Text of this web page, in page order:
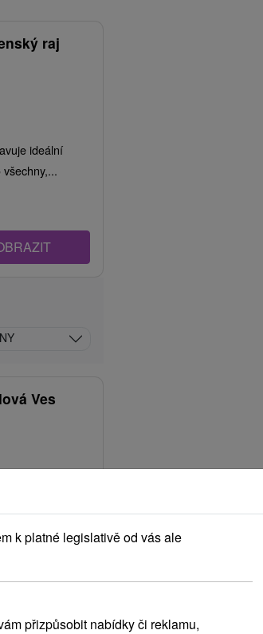
raj
ideální
Ves
Novej Vsi
v...
k platné legislativě od vás ale
přizpůsobit nabídky či reklamu,